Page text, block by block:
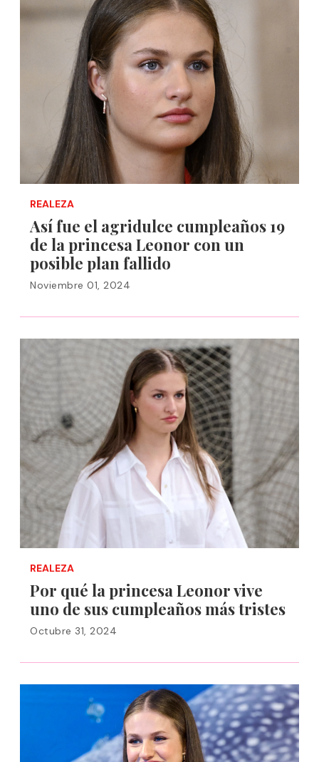
REALEZA
Así fue el agridulce cumpleaños 19
de la princesa Leonor con un
posible plan fallido
Noviembre 01, 2024
REALEZA
Por qué la princesa Leonor vive
uno de sus cumpleaños más tristes
Octubre 31, 2024